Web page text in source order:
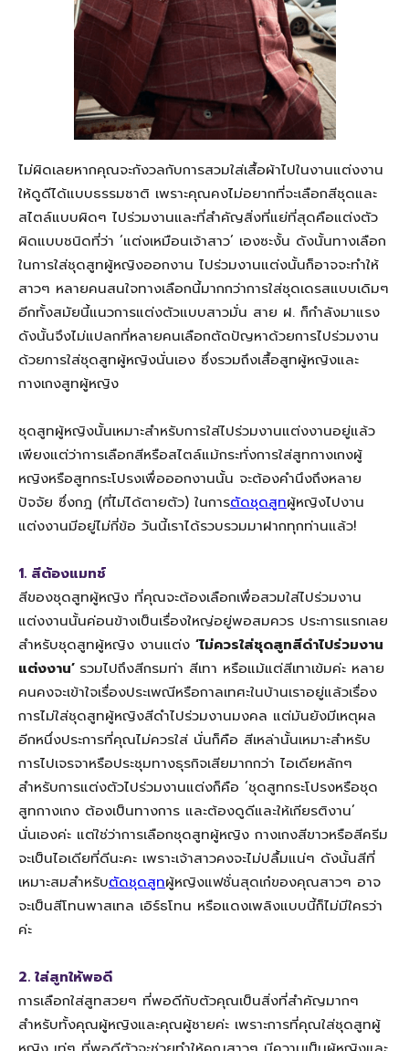
ไม่ผิดเลยหากคุณจะกังวลกับการสวมใส่เสื้อผ้าไปในงานแต่งงาน
ให้ดูดีได้แบบธรรมชาติ เพราะคุณคงไม่อยากที่จะเลือกสีชุดและ
สไตล์แบบผิดๆ ไปร่วมงานและที่สำคัญสิ่งที่แย่ที่สุดคือแต่งตัว
ผิดแบบชนิดที่ว่า ‘แต่งเหมือนเจ้าสาว’ เองซะงั้น ดังนั้นทางเลือก
ในการใส่ชุดสูทผู้หญิงออกงาน ไปร่วมงานแต่งนั้นก็อาจจะทำให้
สาวๆ หลายคนสนใจทางเลือกนี้มากกว่าการใส่ชุดเดรสแบบเดิมๆ
อีกทั้งสมัยนี้แนวการแต่งตัวแบบสาวมั่น สาย ฝ. ก็กำลังมาแรง
ดังนั้นจึงไม่แปลกที่หลายคนเลือกตัดปัญหาด้วยการไปร่วมงาน
ด้วยการใส่ชุดสูทผู้หญิงนั่นเอง ซึ่งรวมถึงเสื้อสูทผู้หญิงและ
กางเกงสูทผู้หญิง
ชุดสูทผู้หญิงนั้นเหมาะสำหรับการใส่ไปร่วมงานแต่งงานอยู่แล้ว
เพียงแต่ว่าการเลือกสีหรือสไตล์แม้กระทั่งการใส่สูทกางเกงผู้
หญิงหรือสูทกระโปรงเพื่อออกงานนั้น จะต้องคำนึงถึงหลาย
ปัจจัย ซึ่งกฎ (ที่ไม่ได้ตายตัว) ในการตัดชุดสูทผู้หญิงไปงาน
แต่งงานมีอยู่ไม่กี่ข้อ วันนี้เราได้รวบรวมมาฝากทุกท่านแล้ว!
1. สีต้องแมทช์
สีของชุดสูทผู้หญิง ที่คุณจะต้องเลือกเพื่อสวมใส่ไปร่วมงาน
แต่งงานนั้นค่อนข้างเป็นเรื่องใหญ่อยู่พอสมควร ประการแรกเลย
สำหรับชุดสูทผู้หญิง งานแต่ง ‘ไม่ควรใส่ชุดสูทสีดำไปร่วมงาน
แต่งงาน’ รวมไปถึงสีกรมท่า สีเทา หรือแม้แต่สีเทาเข้มค่ะ หลาย
คนคงจะเข้าใจเรื่องประเพณีหรือกาลเทศะในบ้านเราอยู่แล้วเรื่อง
การไม่ใส่ชุดสูทผู้หญิงสีดำไปร่วมงานมงคล แต่มันยังมีเหตุผล
อีกหนึ่งประการที่คุณไม่ควรใส่ นั่นก็คือ สีเหล่านั้นเหมาะสำหรับ
การไปเจรจาหรือประชุมทางธุรกิจเสียมากกว่า ไอเดียหลักๆ
สำหรับการแต่งตัวไปร่วมงานแต่งก็คือ ‘ชุดสูทกระโปรงหรือชุด
สูทกางเกง ต้องเป็นทางการ และต้องดูดีและให้เกียรติงาน’
นั่นเองค่ะ แต่ใช่ว่าการเลือกชุดสูทผู้หญิง กางเกงสีขาวหรือสีครีม
จะเป็นไอเดียที่ดีนะคะ เพราะเจ้าสาวคงจะไม่ปลื้มแน่ๆ ดังนั้นสีที่
เหมาะสมสำหรับตัดชุดสูทผู้หญิงแฟชั่นสุดเก๋ของคุณสาวๆ อาจ
จะเป็นสีโทนพาสเทล เอิร์ธโทน หรือแดงเพลิงแบบนี้ก็ไม่มีใครว่า
ค่ะ
2. ใส่สูทให้พอดี
การเลือกใส่สูทสวยๆ ที่พอดีกับตัวคุณเป็นสิ่งที่สำคัญมากๆ
สำหรับทั้งคุณผู้หญิงและคุณผู้ชายค่ะ เพราะการที่คุณใส่ชุดสูทผู้